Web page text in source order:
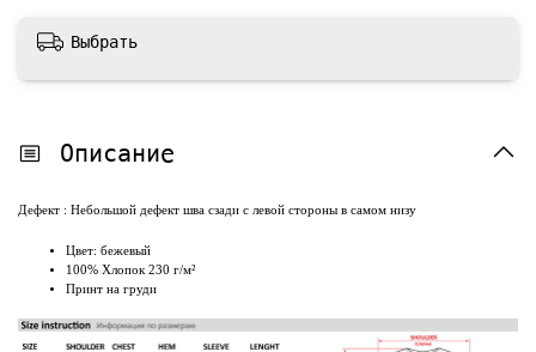
Выбрать
Описание
Дефект : Небольшой дефект шва сзади с левой стороны в самом низу
Цвет: бежевый
100% Хлопок 230 г/м²
Принт на груди